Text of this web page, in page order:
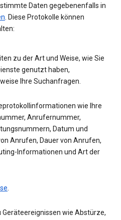
Daten gegebenenfalls in
. Diese Protokolle können
zu der Art und Weise, wie Sie
genutzt haben,
Ihre Suchanfragen.
wie Ihre
Anrufernummer,
Datum und
Anrufen, Dauer von Anrufen,
Informationen und Art der
.
Geräteereignissen wie Abstürze,